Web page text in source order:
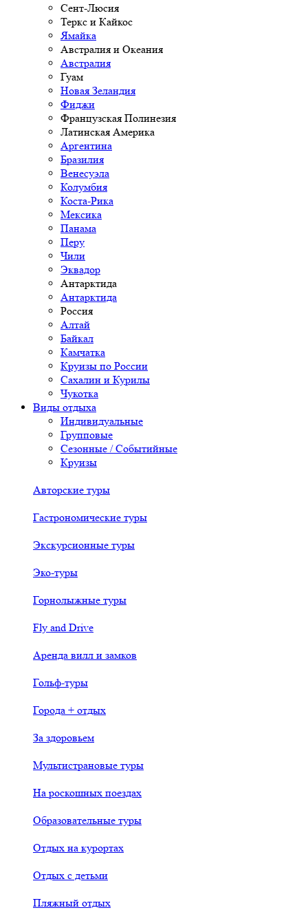
Сент-Люсия
Теркс и Кайкос
Ямайка
Австралия и Океания
Австралия
Гуам
Новая Зеландия
Фиджи
Французская Полинезия
Латинская Америка
Аргентина
Бразилия
Венесуэла
Колумбия
Коста-Рика
Мексика
Панама
Перу
Чили
Эквадор
Антарктида
Антарктида
Россия
Алтай
Байкал
Камчатка
Круизы по России
Сахалин и Курилы
Чукотка
Виды отдыха
Индивидуальные
Групповые
Сезонные / Событийные
Круизы
Авторские туры
Гастрономические туры
Экскурсионные туры
Эко-туры
Горнолыжные туры
Fly and Drive
Аренда вилл и замков
Гольф-туры
Города + отдых
За здоровьем
Мультистрановые туры
На роскошных поездах
Образовательные туры
Отдых на курортах
Отдых с детьми
Пляжный отдых